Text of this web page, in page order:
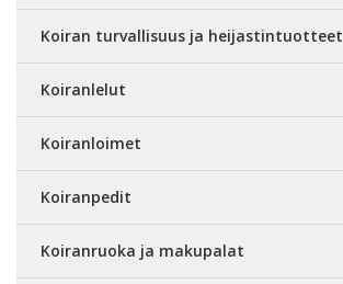
Koiran turvallisuus ja heijastintuotteet
Koiranlelut
Koiranloimet
Koiranpedit
Koiranruoka ja makupalat